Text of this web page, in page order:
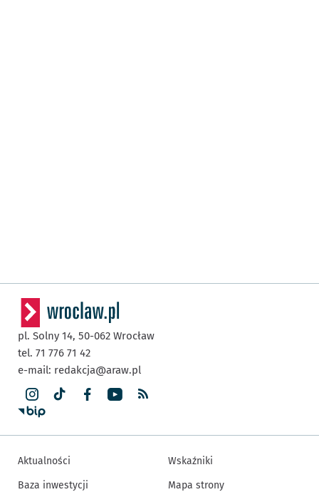
pl. Solny 14, 50-062 Wrocław
tel. 71 776 71 42
e-mail: redakcja@araw.pl
Aktualności
Baza inwestycji
Wskaźniki
Mapa strony